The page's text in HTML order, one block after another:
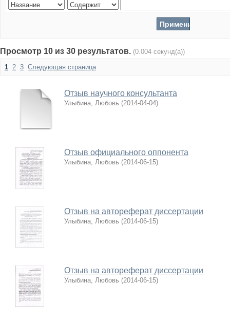
Просмотр 10 из 30 результатов. (0.004 секунд(а))
1 2 3 Следующая страница
Отзыв научного консультанта
Улыбина, Любовь (2014-04-04)
Отзыв официального оппонента
Улыбина, Любовь (2014-06-15)
Отзыв на автореферат диссертации
Улыбина, Любовь (2014-06-15)
Отзыв на автореферат диссертации
Улыбина, Любовь (2014-06-15)